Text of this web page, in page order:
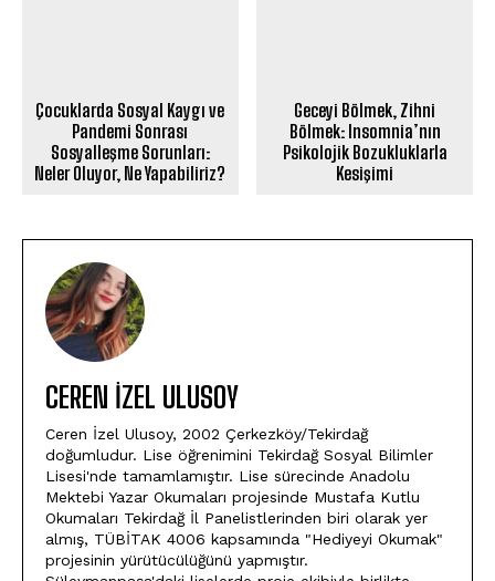
Çocuklarda Sosyal Kaygı ve
Pandemi Sonrası
Sosyalleşme Sorunları:
Neler Oluyor, Ne Yapabiliriz?
Geceyi Bölmek, Zihni
Bölmek: Insomnia’nın
Psikolojik Bozukluklarla
Kesişimi
CEREN İZEL ULUSOY
Ceren İzel Ulusoy, 2002 Çerkezköy/Tekirdağ
doğumludur. Lise öğrenimini Tekirdağ Sosyal Bilimler
Lisesi'nde tamamlamıştır. Lise sürecinde Anadolu
Mektebi Yazar Okumaları projesinde Mustafa Kutlu
Okumaları Tekirdağ İl Panelistlerinden biri olarak yer
almış, TÜBİTAK 4006 kapsamında "Hediyeyi Okumak"
projesinin yürütücülüğünü yapmıştır.